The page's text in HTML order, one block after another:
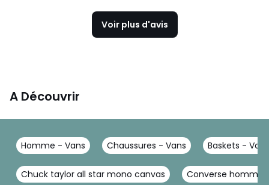
Voir plus d'avis
A Découvrir
Homme - Vans Chaussures - Vans Baskets - Vans
Chuck taylor all star mono canvas Converse homme